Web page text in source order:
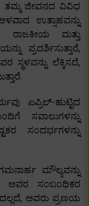
ತಮ್ಮ ಜೀವನದ ವಿವಿಧ
ಉತ್ಸಾಹವನ್ನು
ರಾಜಕೀಯ ಮತ್ತು
ಪ್ರದರ್ಶಿಸುತ್ತಾರೆ,
ಸ್ಥಳವನ್ನು ಲೆಕ್ಕಿಸದೆ,
ಏಪ್ರಿಲ್-ಹುಟ್ಟಿದ
ಸವಾಲುಗಳನ್ನು
ಸಂದರ್ಭಗಳನ್ನು
ಗಮನಾರ್ಹ ಮೌಲ್ಯವನ್ನು
ಅವರ ಸಂಬಂಧಿಕರ
ಅವರು ಪ್ರಣಯ